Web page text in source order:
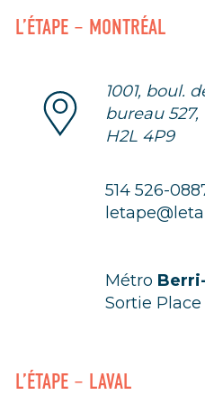
L’ÉTAPE – MONTRÉAL
1001, boul.
bureau
H2L 4P9
514 526-
Métro
Sortie
L’ÉTAPE – LAVAL